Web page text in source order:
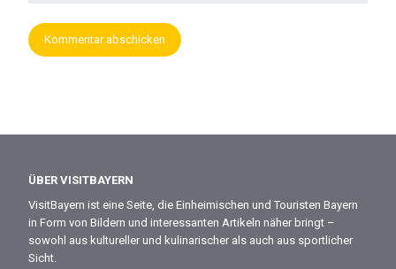
ÜBER VISITBAYERN
VisitBayern ist eine Seite, die Einheimischen und Touristen Bayern
in Form von Bildern und interessanten Artikeln näher bringt –
sowohl aus kultureller und kulinarischer als auch aus sportlicher
Sicht.